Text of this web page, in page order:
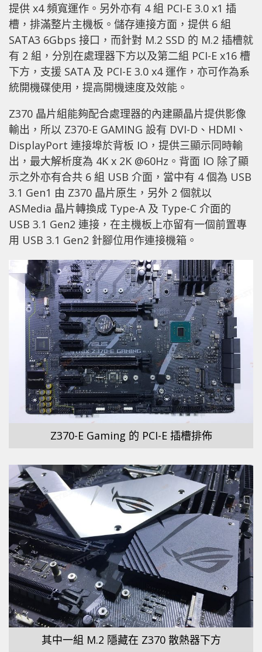
提供 x4 頻寬運作。另外亦有 4 組 PCI-E 3.0 x1 插
槽，排滿整片主機板。儲存連接方面，提供 6 組
SATA3 6Gbps 接口，而針對 M.2 SSD 的 M.2 插槽就
有 2 組，分別在處理器下方以及第二組 PCI-E x16 槽
下方，支援 SATA 及 PCI-E 3.0 x4 運作，亦可作為系
統開機碟使用，提高開機速度及效能。
Z370 晶片組能夠配合處理器的內建顯晶片提供影像
輸出，所以 Z370-E GAMING 設有 DVI-D、HDMI、
DisplayPort 連接埠於背板 IO，提供三顯示同時輸
出，最大解析度為 4K x 2K @60Hz。背面 IO 除了顯
示之外亦有合共 6 組 USB 介面，當中有 4 個為 USB
3.1 Gen1 由 Z370 晶片原生，另外 2 個就以
ASMedia 晶片轉換成 Type-A 及 Type-C 介面的
USB 3.1 Gen2 連接，在主機板上亦留有一個前置專
用 USB 3.1 Gen2 針腳位用作連接機箱。
Z370-E Gaming 的 PCI-E 插槽排佈
其中一組 M.2 隱藏在 Z370 散熱器下方